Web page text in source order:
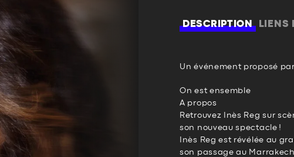
DESCRIPTION LIENS
Un événement proposé
On est ensemble
A propos
Retrouvez Inès Reg sur
son nouveau spectacle !
Inès Reg est révélée au
son passage au Marrakech